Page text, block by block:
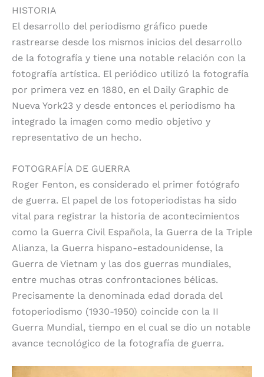
HISTORIA
El desarrollo del periodismo gráfico puede
rastrearse desde los mismos inicios del desarrollo
de la fotografía y tiene una notable relación con la
fotografía artística. El periódico utilizó la fotografía
por primera vez en 1880, en el Daily Graphic de
Nueva York2​3​ y desde entonces el periodismo ha
integrado la imagen como medio objetivo y
representativo de un hecho.
FOTOGRAFÍA DE GUERRA
Roger Fenton, es considerado el primer fotógrafo
de guerra. El papel de los fotoperiodistas ha sido
vital para registrar la historia de acontecimientos
como la Guerra Civil Española, la Guerra de la Triple
Alianza, la Guerra hispano-estadounidense, la
Guerra de Vietnam y las dos guerras mundiales,
entre muchas otras confrontaciones bélicas.
Precisamente la denominada edad dorada del
fotoperiodismo (1930-1950) coincide con la II
Guerra Mundial, tiempo en el cual se dio un notable
avance tecnológico de la fotografía de guerra.